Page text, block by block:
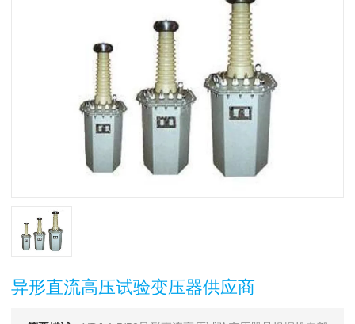
异形直流高压试验变压器供应商